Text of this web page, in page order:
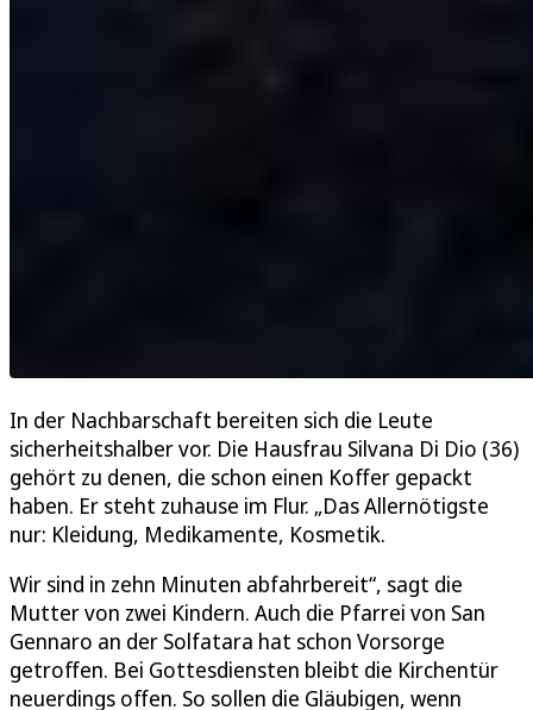
In der Nachbarschaft bereiten sich die Leute
sicherheitshalber vor. Die Hausfrau Silvana Di Dio (36)
gehört zu denen, die schon einen Koffer gepackt
haben. Er steht zuhause im Flur. „Das Allernötigste
nur: Kleidung, Medikamente, Kosmetik.
Wir sind in zehn Minuten abfahrbereit“, sagt die
Mutter von zwei Kindern. Auch die Pfarrei von San
Gennaro an der Solfatara hat schon Vorsorge
getroffen. Bei Gottesdiensten bleibt die Kirchentür
neuerdings offen. So sollen die Gläubigen, wenn